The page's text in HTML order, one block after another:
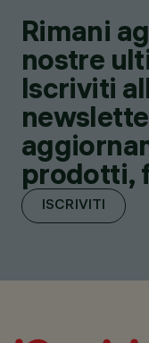
Rimani
nostre
Iscriviti
prodotti,
ISCRIVITI